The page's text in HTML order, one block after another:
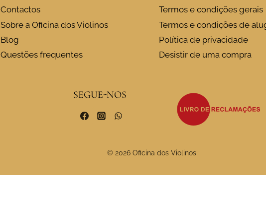
Contactos
Sobre a Oficina dos Violinos
Blog
Questões frequentes
Termos e condições gerais
Termos e condições de
Política de privacidade
Desistir de uma compra
SEGUE-NOS
© 2026 Oficina dos Violinos